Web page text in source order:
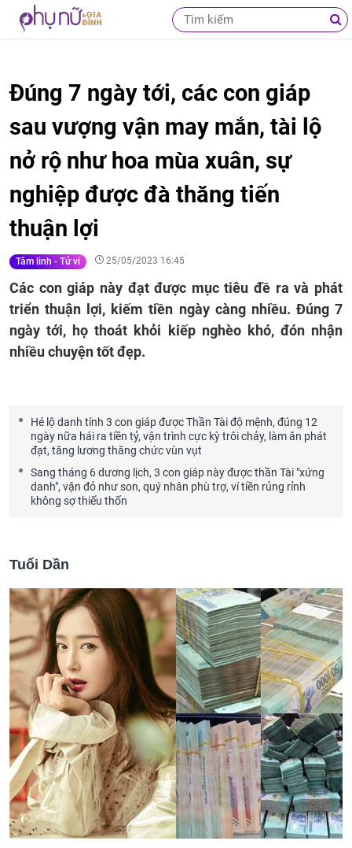
Đúng 7 ngày tới, các con giáp
sau vượng vận may mắn, tài lộ
nở rộ như hoa mùa xuân, sự
nghiệp được đà thăng tiến
thuận lợi
Tâm linh - Tử vi 25/05/2023 16:45
Các con giáp này đạt được mục tiêu đề ra và phát
triển thuận lợi, kiếm tiền ngày càng nhiều. Đúng 7
ngày tới, họ thoát khỏi kiếp nghèo khó, đón nhận
nhiều chuyện tốt đẹp.
Hé lộ danh tính 3 con giáp được Thần Tài độ mệnh, đúng 12
ngày nữa hái ra tiền tỷ, vận trình cực kỳ trôi chảy, làm ăn phát
đạt, tăng lương thăng chức vùn vụt
Sang tháng 6 dương lịch, 3 con giáp này được thần Tài "xứng
danh", vận đỏ như son, quý nhân phù trợ, ví tiền rủng rỉnh
không sợ thiếu thốn
Tuổi Dần